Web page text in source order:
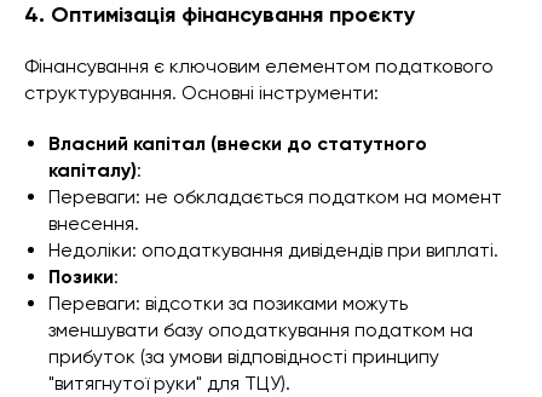
4. Оптимізація фінансування проєкту
Фінансування є ключовим елементом податкового
структурування. Основні інструменти:
Власний капітал (внески до статутного
капіталу):
Переваги: не обкладається податком на момент
внесення.
Недоліки: оподаткування дивідендів при виплаті.
Позики:
Переваги: відсотки за позиками можуть
зменшувати базу оподаткування податком на
прибуток (за умови відповідності принципу
"витягнутої руки" для ТЦУ).